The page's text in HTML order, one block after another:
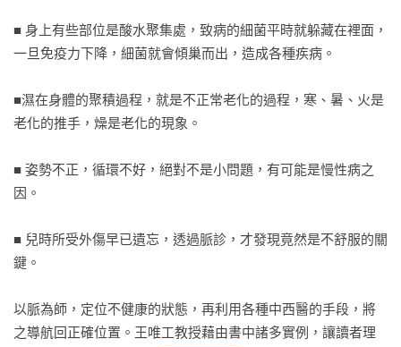
■ 身上有些部位是酸水聚集處，致病的細菌平時就躲藏在裡面，
一旦免疫力下降，細菌就會傾巢而出，造成各種疾病。
■濕在身體的聚積過程，就是不正常老化的過程，寒、暑、火是
老化的推手，燥是老化的現象。
■ 姿勢不正，循環不好，絕對不是小問題，有可能是慢性病之
因。
■ 兒時所受外傷早已遺忘，透過脈診，才發現竟然是不舒服的關
鍵。
以脈為師，定位不健康的狀態，再利用各種中西醫的手段，將
之導航回正確位置。王唯工教授藉由書中諸多實例，讓讀者理